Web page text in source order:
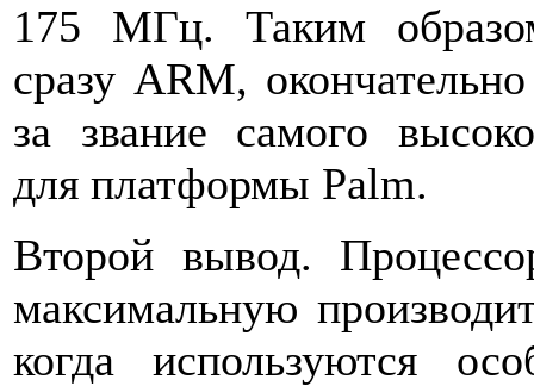
175 МГц. Таким
сразу ARM,
за звание самого
для платформы Palm.
Второй вывод.
максимальную
когда используются